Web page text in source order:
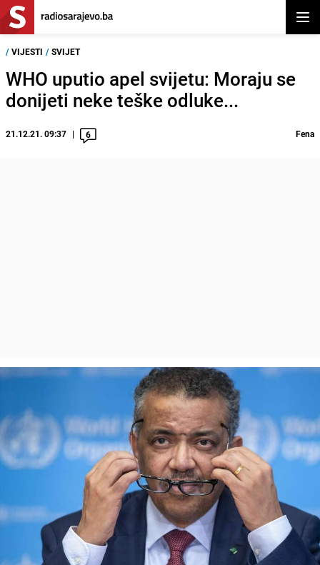
/ VIJESTI / SVIJET
WHO uputio apel svijetu: Moraju se
donijeti neke teške odluke...
21.12.21. 09:37 6 Fena